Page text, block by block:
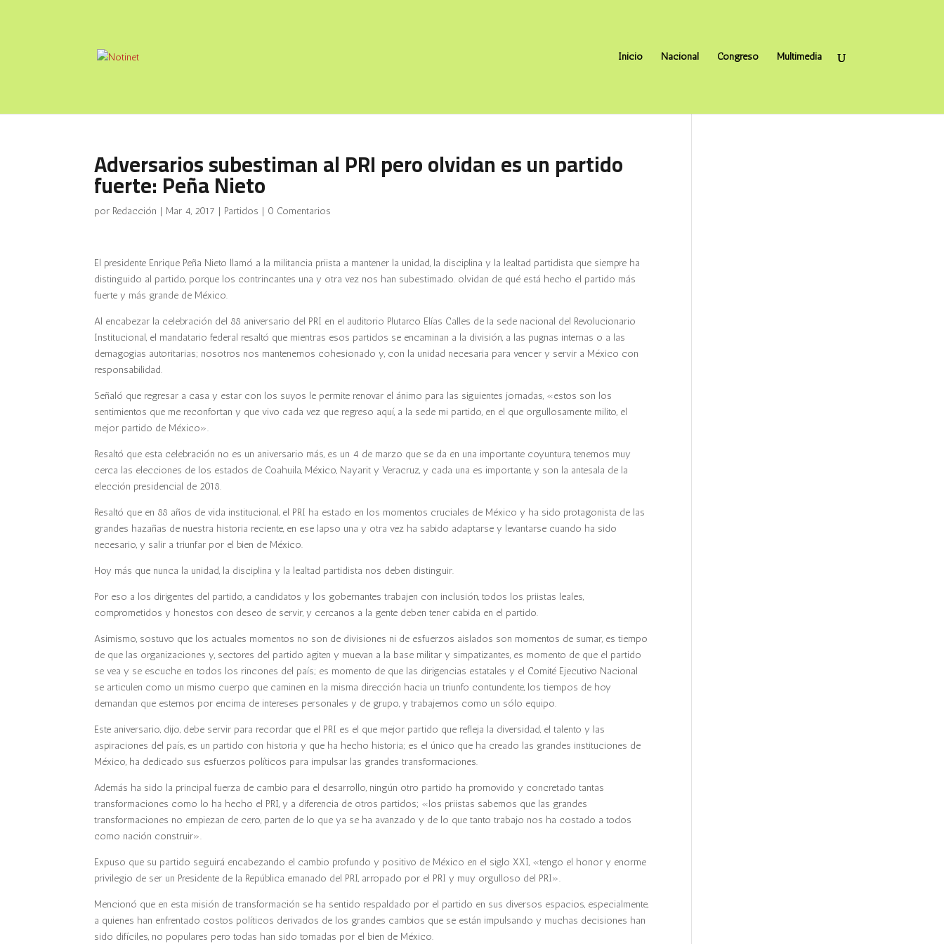
Inicio Nacional Congreso Multimedia
Adversarios subestiman al PRI pero olvidan es un partido
fuerte: Peña Nieto
por Redacción | Mar 4, 2017 | Partidos | 0 Comentarios
El presidente Enrique Peña Nieto llamó a la militancia priista a mantener la unidad, la disciplina y la lealtad partidista que siempre ha
distinguido al partido, porque los contrincantes una y otra vez nos han subestimado. olvidan de qué está hecho el partido más
fuerte y más grande de México.
Al encabezar la celebración del 88 aniversario del PRI en el auditorio Plutarco Elías Calles de la sede nacional del Revolucionario
Institucional, el mandatario federal resaltó que mientras esos partidos se encaminan a la división, a las pugnas internas o a las
demagogias autoritarias; nosotros nos mantenemos cohesionado y, con la unidad necesaria para vencer y servir a México con
responsabilidad.
Señaló que regresar a casa y estar con los suyos le permite renovar el ánimo para las siguientes jornadas, «estos son los
sentimientos que me reconfortan y que vivo cada vez que regreso aquí, a la sede mi partido, en el que orgullosamente milito, el
mejor partido de México».
Resaltó que esta celebración no es un aniversario más, es un 4 de marzo que se da en una importante coyuntura, tenemos muy
cerca las elecciones de los estados de Coahuila, México, Nayarit y Veracruz, y cada una es importante, y son la antesala de la
elección presidencial de 2018.
Resaltó que en 88 años de vida institucional, el PRI ha estado en los momentos cruciales de México y ha sido protagonista de las
grandes hazañas de nuestra historia reciente, en ese lapso una y otra vez ha sabido adaptarse y levantarse cuando ha sido
necesario, y salir a triunfar por el bien de México.
Hoy más que nunca la unidad, la disciplina y la lealtad partidista nos deben distinguir.
Por eso a los dirigentes del partido, a candidatos y los gobernantes trabajen con inclusión, todos los priistas leales,
comprometidos y honestos con deseo de servir, y cercanos a la gente deben tener cabida en el partido.
Asimismo, sostuvo que los actuales momentos no son de divisiones ni de esfuerzos aislados son momentos de sumar, es tiempo
de que las organizaciones y, sectores del partido agiten y muevan a la base militar y simpatizantes, es momento de que el partido
se vea y se escuche en todos los rincones del país; es momento de que las dirigencias estatales y el Comité Ejecutivo Nacional
se articulen como un mismo cuerpo que caminen en la misma dirección hacia un triunfo contundente, los tiempos de hoy
demandan que estemos por encima de intereses personales y de grupo, y trabajemos como un sólo equipo.
Este aniversario, dijo, debe servir para recordar que el PRI es el que mejor partido que refleja la diversidad, el talento y las
aspiraciones del país, es un partido con historia y que ha hecho historia; es el único que ha creado las grandes instituciones de
México, ha dedicado sus esfuerzos políticos para impulsar las grandes transformaciones.
Además ha sido la principal fuerza de cambio para el desarrollo, ningún otro partido ha promovido y concretado tantas
transformaciones como lo ha hecho el PRI, y a diferencia de otros partidos; «los priistas sabemos que las grandes
transformaciones no empiezan de cero, parten de lo que ya se ha avanzado y de lo que tanto trabajo nos ha costado a todos
como nación construir».
Expuso que su partido seguirá encabezando el cambio profundo y positivo de México en el siglo XXI, «tengo el honor y enorme
privilegio de ser un Presidente de la República emanado del PRI, arropado por el PRI y muy orgulloso del PRI».
Mencionó que en esta misión de transformación se ha sentido respaldado por el partido en sus diversos espacios, especialmente,
a quienes han enfrentado costos políticos derivados de los grandes cambios que se están impulsando y muchas decisiones han
sido difíciles, no populares pero todas han sido tomadas por el bien de México.